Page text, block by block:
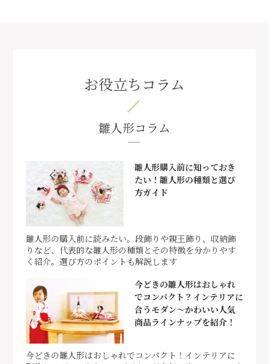
お役立ちコラム
雛人形コラム
雛人形購入前に知っておき
たい！雛人形の種類と選び
方ガイド
雛人形の購入前に読みたい。段飾りや親王飾り、収納飾
りなど、代表的な雛人形の種類とその特徴を分かりやす
く紹介。選び方のポイントも解説します
今どきの雛人形はおしゃれ
でコンパクト？インテリアに
合うモダン～かわいい人気
商品ラインナップを紹介！
今どきの雛人形はおしゃれでコンパクト！インテリアに